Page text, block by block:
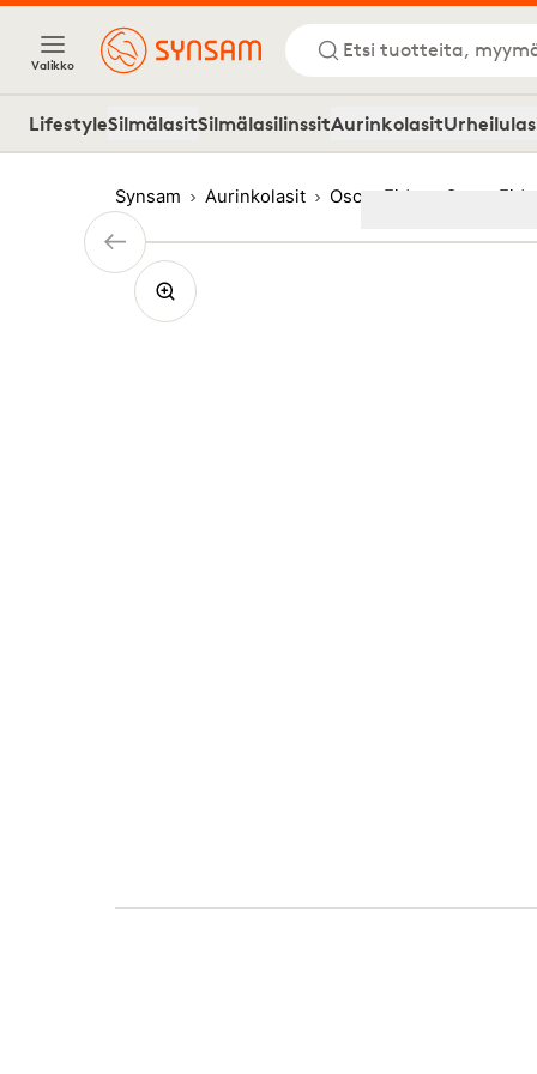
Valikko
Etsi tuotteita,
LifestyleSilmälasitSilmälasilinssitAurinkolasit
Synsam Aurinkolasit Oscar Eide Oscar